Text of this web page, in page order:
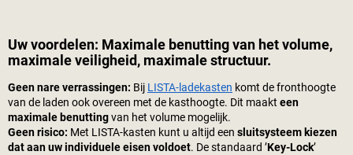
Uw voordelen: Maximale benutting van het volume,
maximale veiligheid, maximale structuur.
Geen nare verrassingen: Bij LISTA-ladekasten komt de fronthoogte
van de laden ook overeen met de kasthoogte. Dit maakt een
maximale benuttingvan het volume mogelijk.
Geen risico: Met LISTA-kasten kunt u altijd een sluitsysteem kiezen
dat aan uw individuele eisen voldoet. De standaard ’Key-Lock’